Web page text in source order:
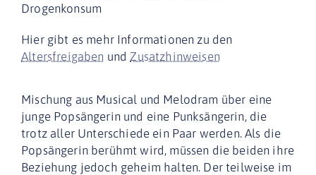
Drogenkonsum
Hier gibt es mehr Informationen zu den
Altersfreigaben und Zusatzhinweisen
Mischung aus Musical und Melodram über eine
junge Popsängerin und eine Punksängerin, die
trotz aller Unterschiede ein Paar werden. Als die
Popsängerin berühmt wird, müssen die beiden ihre
Beziehung jedoch geheim halten. Der teilweise im